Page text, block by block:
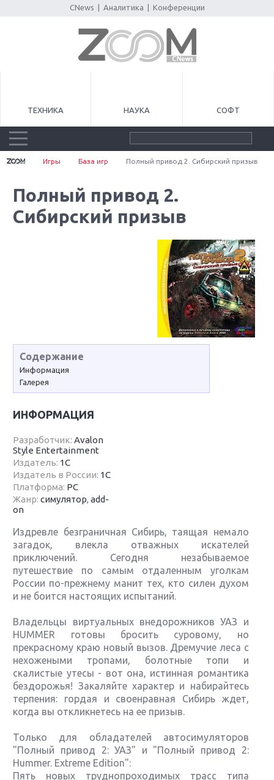
CNews Аналитика Конференции
ТЕХНИКА НАУКА СОФТ
Игры База игр Полный привод 2. Сибирский призыв
Полный привод 2.
Сибирский призыв
Содержание
Информация
Галерея
ИНФОРМАЦИЯ
Разработчик:Avalon
Style Entertainment
Издатель: 1С
Издатель в России: 1С
Платформа: PC
Жанр:симулятор,add-
on
Издревле безграничная Сибирь, таящая немало
загадок, влекла отважных искателей
приключений. Сегодня незабываемое
путешествие по самым отдаленным уголкам
России по-прежнему манит тех, кто силен духом
и не боится настоящих испытаний.
Владельцы виртуальных внедорожников УАЗ и
HUMMER готовы бросить суровому, но
прекрасному краю новый вызов. Дремучие леса с
нехожеными тропами, болотные топи и
скалистые утесы - вот она, истинная романтика
бездорожья! Закаляйте характер и набирайтесь
терпения: гордая и своенравная Сибирь ждет,
когда вы откликнетесь на ее призыв.
Только для обладателей автосимуляторов
"Полный привод 2: УАЗ" и "Полный привод 2:
Hummer. Extreme Edition":
Пять новых труднопроходимых трасс типа